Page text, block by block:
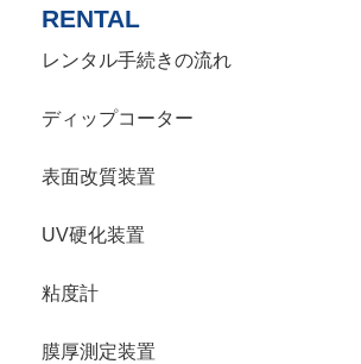
RENTAL
レンタル手続きの流れ
ディップコーター
表面改質装置
UV硬化装置
粘度計
膜厚測定装置